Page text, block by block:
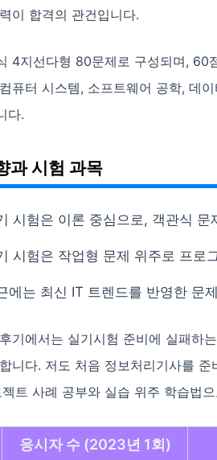
이 합격의 관건입니다.
4지선다형 80문제로 구성되며, 60
퓨터 시스템, 소프트웨어 공학, 데
다.
과 시험 과목
시험은 이론 중심으로, 객관식 문
시험은 작업형 문제 위주로 프로
에는 최신 IT 트렌드를 반영한 문
기에서는 실기시험 준비에 실패하
니다. 저도 처음 정보처리기사를
트 사례 공부와 실습 위주 학습법
응시자 수 (2023년 1회)